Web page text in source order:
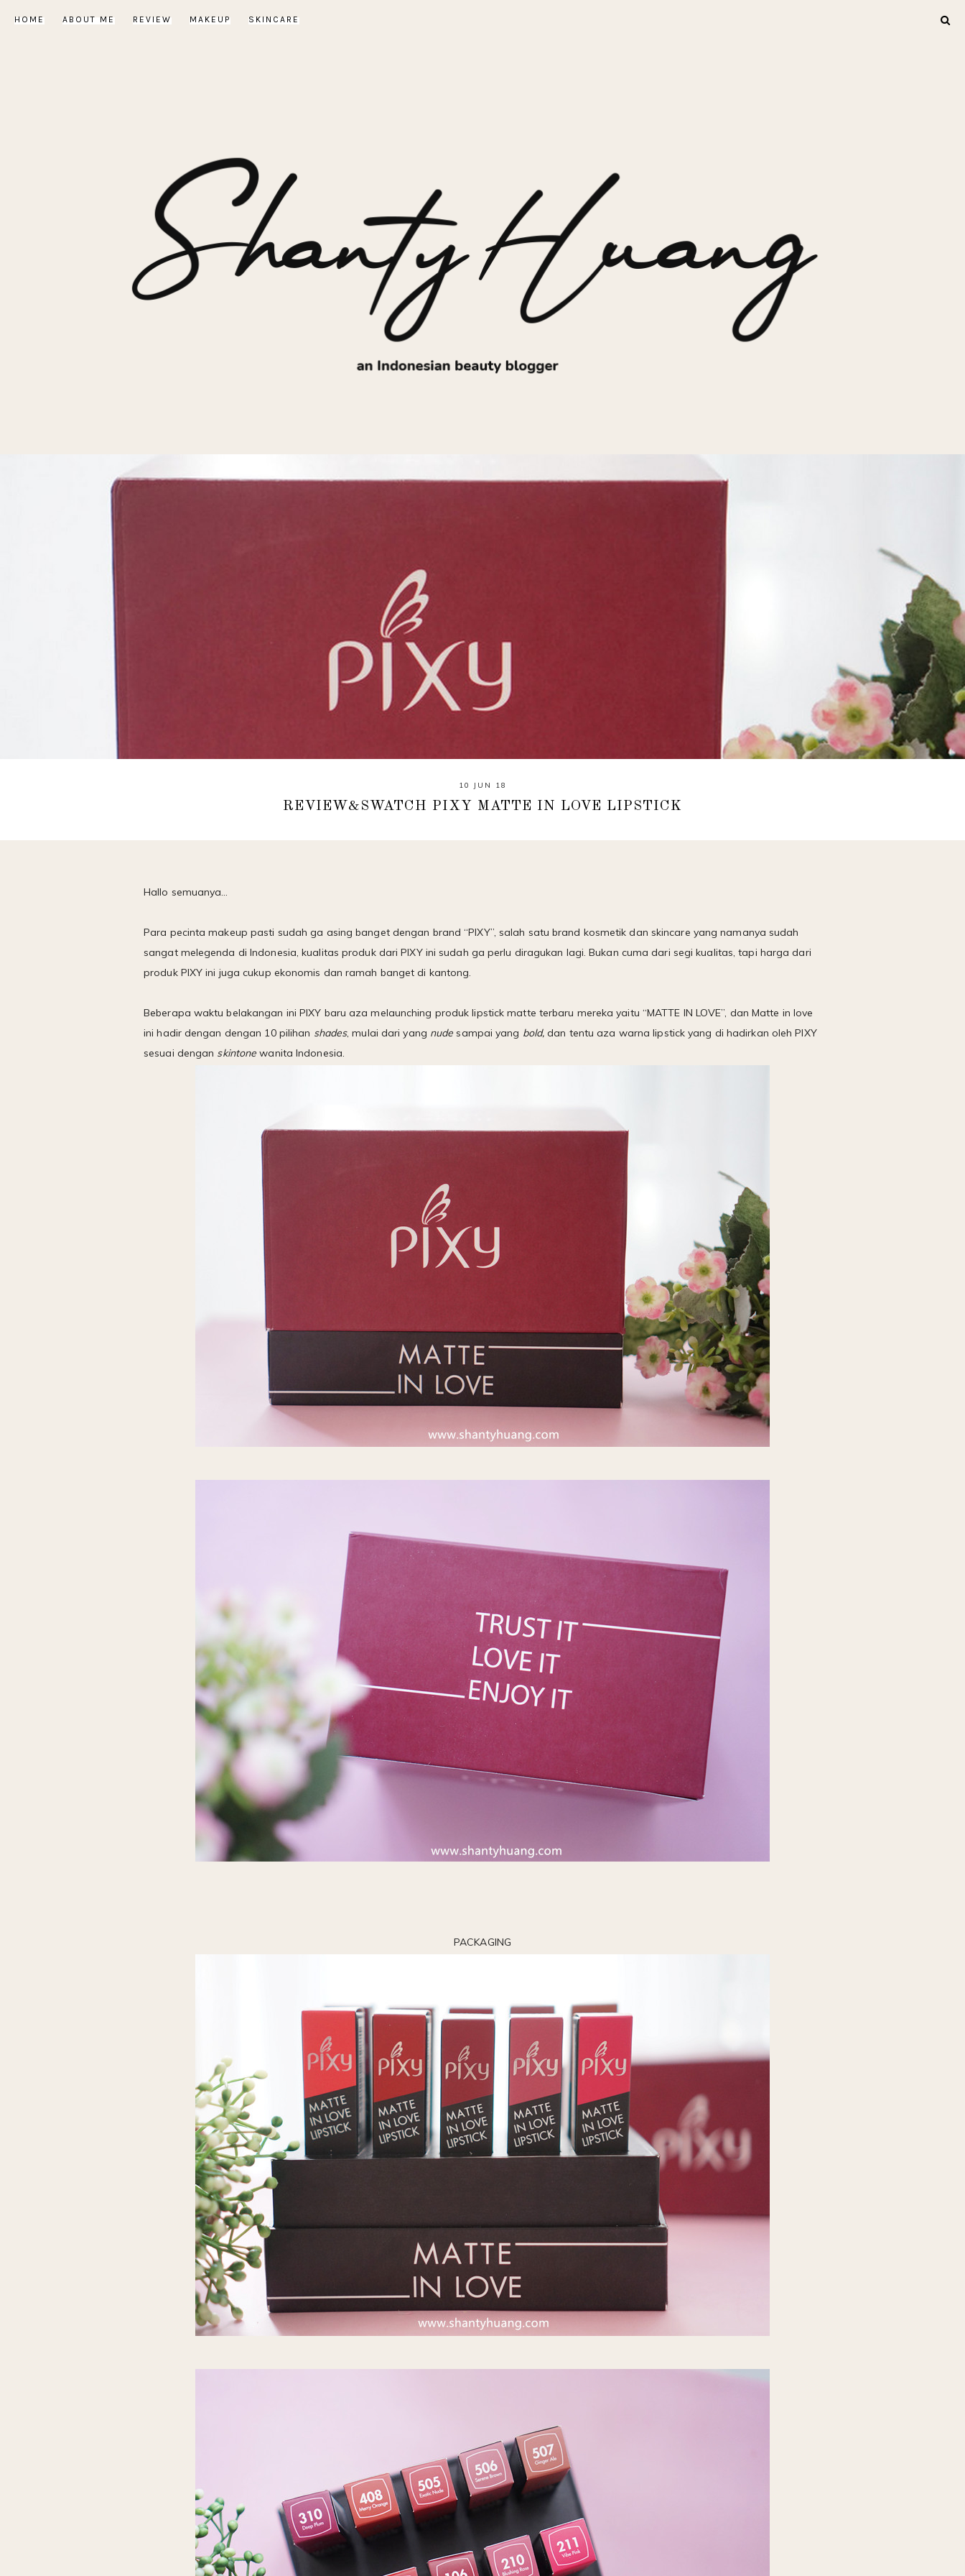
HOME ABOUT ME REVIEW MAKEUP SKINCARE
10 JUN 18
REVIEW&SWATCH PIXY MATTE IN LOVE LIPSTICK
Hallo semuanya…
Para pecinta makeup pasti sudah ga asing banget dengan brand “PIXY”, salah satu brand kosmetik dan skincare yang namanya sudah
sangat melegenda di Indonesia, kualitas produk dari PIXY ini sudah ga perlu diragukan lagi. Bukan cuma dari segi kualitas, tapi harga dari
produk PIXY ini juga cukup ekonomis dan ramah banget di kantong.
Beberapa waktu belakangan ini PIXY baru aza melaunching produk lipstick matte terbaru mereka yaitu “MATTE IN LOVE”, dan Matte in love
ini hadir dengan dengan 10 pilihan shades, mulai dari yang nudesampai yang bold, dan tentu aza warna lipstick yang di hadirkan oleh PIXY
sesuai dengan skintonewanita Indonesia.
PACKAGING